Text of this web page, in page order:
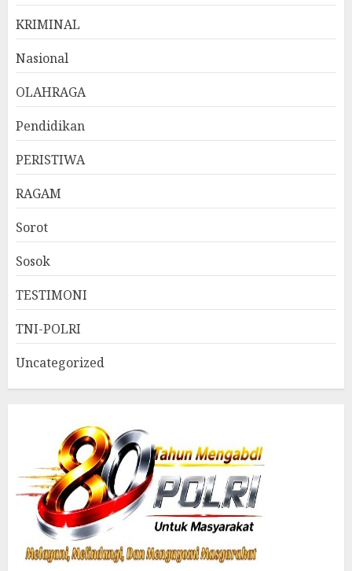
KRIMINAL
Nasional
OLAHRAGA
Pendidikan
PERISTIWA
RAGAM
Sorot
Sosok
TESTIMONI
TNI-POLRI
Uncategorized